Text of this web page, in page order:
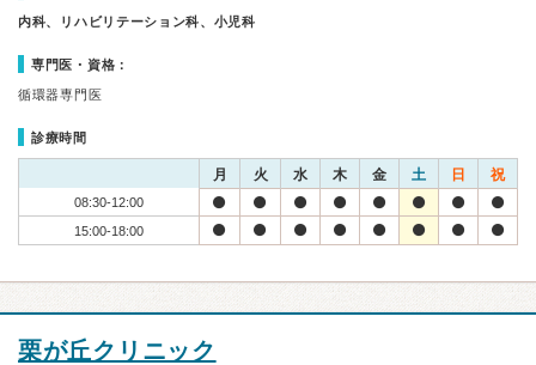
内科、リハビリテーション科、小児科
専門医・資格：
循環器専門医
診療時間
月 火 水 木 金 土 日 祝
08:30-12:00
15:00-18:00
栗が丘クリニック